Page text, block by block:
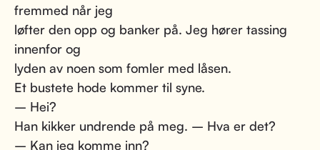
fremmed når jeg
løfter den opp og banker på. Jeg hører tassing
innenfor og
lyden av noen som fomler med låsen.
Et bustete hode kommer til syne.
– Hei?
Han kikker undrende på meg. – Hva er det?
– Kan jeg komme inn?